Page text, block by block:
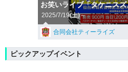
お笑いライブ「タケニスズ
2025/7/19(土)～
合同会社ティーライズ
ピックアップイベント